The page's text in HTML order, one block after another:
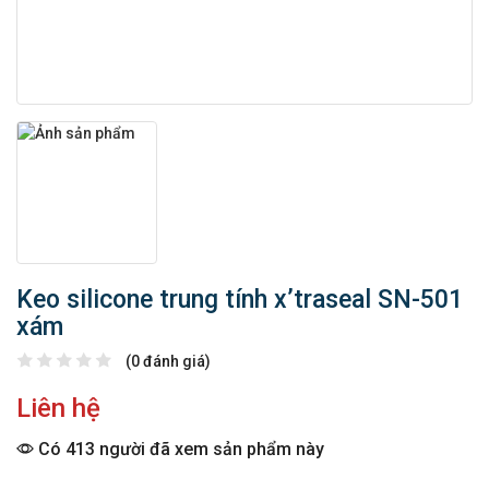
Keo silicone trung tính x’traseal SN-501
xám
(0 đánh giá)
Liên hệ
Có 413 người đã xem sản phẩm này